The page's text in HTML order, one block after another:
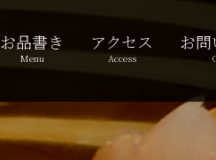
お品書き
Menu
アクセス
Access
お